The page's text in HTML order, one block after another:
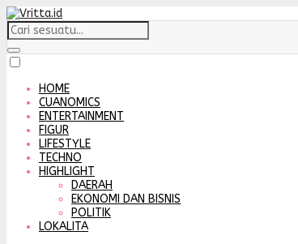
HOME
CUANOMICS
ENTERTAINMENT
FIGUR
LIFESTYLE
TECHNO
HIGHLIGHT
DAERAH
EKONOMI DAN BISNIS
POLITIK
LOKALITA